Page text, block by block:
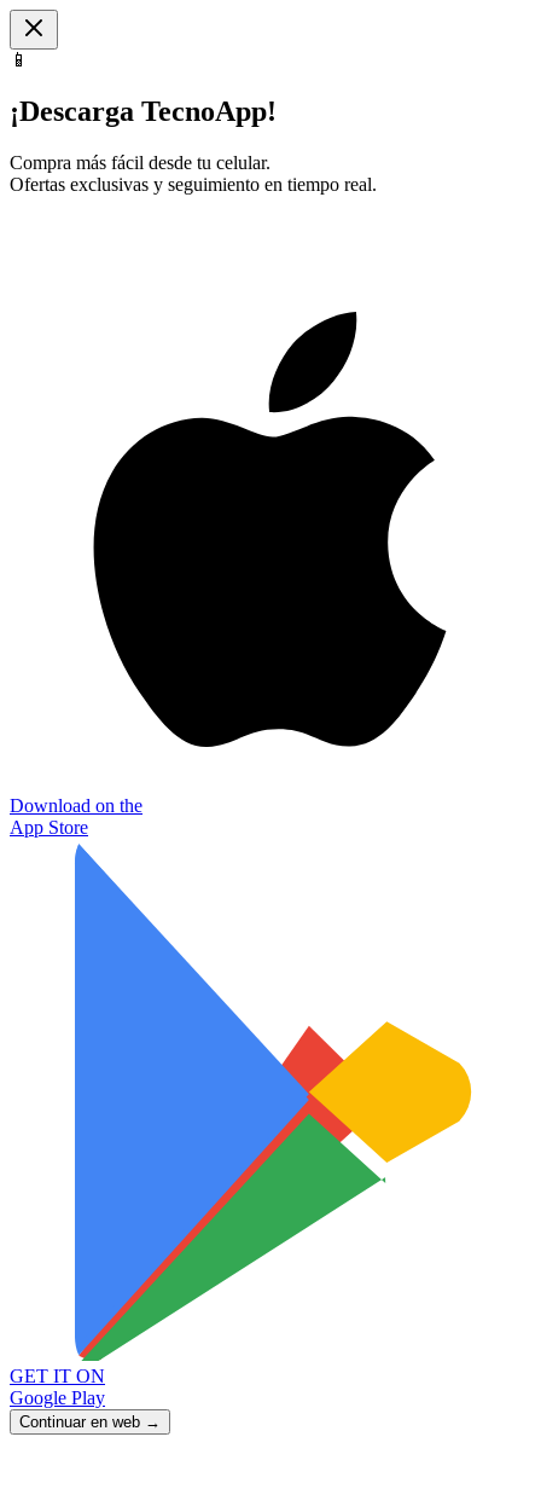
📱
¡Descarga TecnoApp!
Compra más fácil desde tu celular.
Ofertas exclusivas y seguimiento en tiempo real.
Download on the
App Store
GET IT ON
Google Play
Continuar en web →